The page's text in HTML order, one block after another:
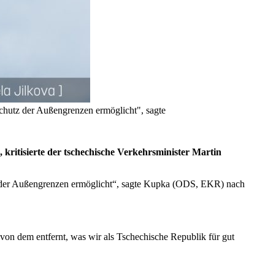
der Außengrenzen ermöglicht", sagte
kritisierte der tschechische Verkehrsminister Martin
Außengrenzen ermöglicht“, sagte Kupka (ODS, EKR) nach
dem entfernt, was wir als Tschechische Republik für gut